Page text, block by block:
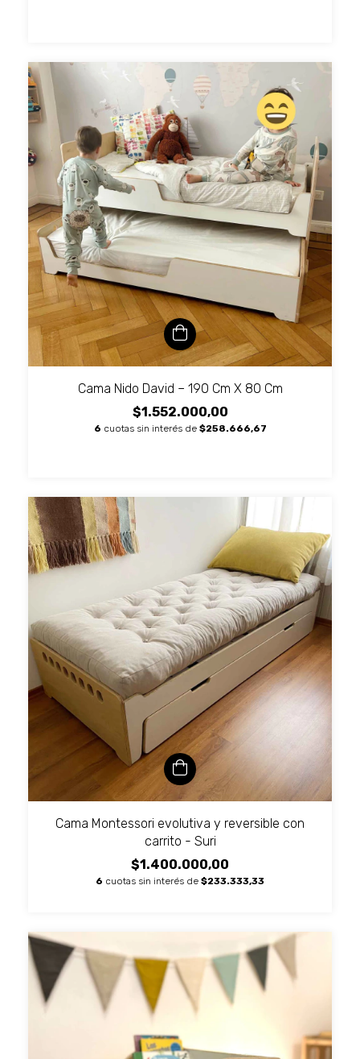
Cama Nido David – 190 Cm X 80 Cm
$1.552.000,00
6 cuotas sin interés de $258.666,67
Cama Montessori evolutiva y reversible con
carrito - Suri
$1.400.000,00
6 cuotas sin interés de $233.333,33